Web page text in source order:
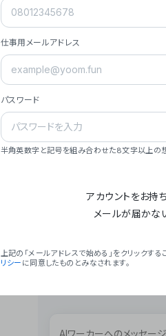
- **強み**: すべ
- **ミッション
- **ビジョン**:
### 会社概要
仕事用メールアドレス
パスワード
半角英数字と記号を組み合わせた8文字以上の想
アカウントをお持
メールが届かな
上記の「メールアドレスで始める」をクリックする
リシー に同意したものとみなされます。